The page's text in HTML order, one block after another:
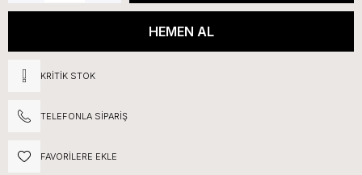
KRITIK STOK
TELEFONLA SIPARIŞ
FAVORILERE EKLE